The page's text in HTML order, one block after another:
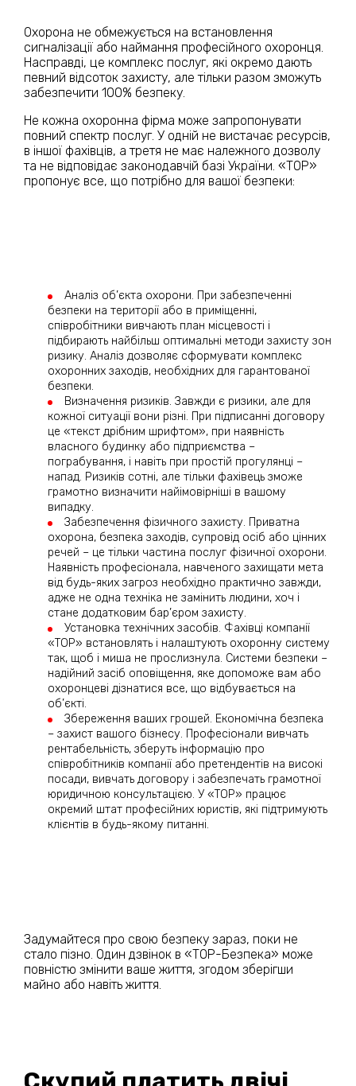
Охорона не обмежується на встановлення
сигналізації або наймання професійного охоронця.
Насправді, це комплекс послуг, які окремо дають
певний відсоток захисту, але тільки разом зможуть
забезпечити 100% безпеку.
Не кожна охоронна фірма може запропонувати
повний спектр послуг. У одній не вистачає ресурсів,
в іншої фахівців, а третя не має належного дозволу
та не відповідає законодавчій базі України. «ТОР»
пропонує все, що потрібно для вашої безпеки:
Аналіз об’єкта охорони. При забезпеченні
безпеки на території або в приміщенні,
співробітники вивчають план місцевості і
підбирають найбільш оптимальні методи захисту зон
ризику. Аналіз дозволяє сформувати комплекс
охоронних заходів, необхідних для гарантованої
безпеки.
Визначення ризиків. Завжди є ризики, але для
кожної ситуації вони різні. При підписанні договору
це «текст дрібним шрифтом», при наявність
власного будинку або підприємства –
пограбування, і навіть при простій прогулянці –
напад. Ризиків сотні, але тільки фахівець зможе
грамотно визначити найімовірніші в вашому
випадку.
Забезпечення фізичного захисту. Приватна
охорона, безпека заходів, супровід осіб або цінних
речей – це тільки частина послуг фізичної охорони.
Наявність професіонала, навченого захищати мета
від будь-яких загроз необхідно практично завжди,
адже не одна техніка не замінить людини, хоч і
стане додатковим бар’єром захисту.
Установка технічних засобів. Фахівці компанії
«ТОР» встановлять і налаштують охоронну систему
так, щоб і миша не прослизнула. Системи безпеки –
надійний засіб оповіщення, яке допоможе вам або
охоронцеві дізнатися все, що відбувається на
об’єкті.
Збереження ваших грошей. Економічна безпека
– захист вашого бізнесу. Професіонали вивчать
рентабельність, зберуть інформацію про
співробітників компанії або претендентів на високі
посади, вивчать договору і забезпечать грамотної
юридичною консультацією. У «ТОР» працює
окремий штат професійних юристів, які підтримують
клієнтів в будь-якому питанні.
Задумайтеся про свою безпеку зараз, поки не
стало пізно. Один дзвінок в «ТОР-Безпека» може
повністю змінити ваше життя, згодом зберігши
майно або навіть життя.